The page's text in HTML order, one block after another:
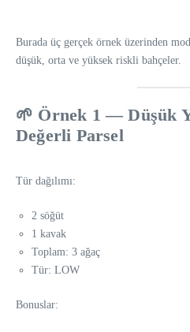
Burada üç gerçek örnek üzerinden
düşük, orta ve yüksek riskli bahçeler.
🌱 Örnek 1 — Düşük
Değerli Parsel
Tür dağılımı:
2 söğüt
1 kavak
Toplam: 3 ağaç
Tür: LOW
Bonuslar: